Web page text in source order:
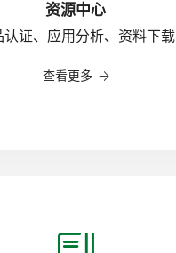
9
资源中心
认证、应用分析、资料下载
查看更多